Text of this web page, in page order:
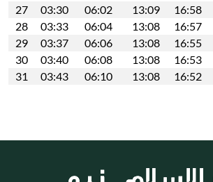
27
03:30 06:02 13:09 16:58
28
03:33 06:04 13:08 16:57
29
03:37 06:06 13:08 16:55
30
03:40 06:08 13:08 16:53
31
03:43 06:10 13:08 16:52